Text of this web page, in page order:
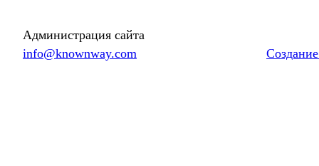
Администрация сайта
info@knownway.com